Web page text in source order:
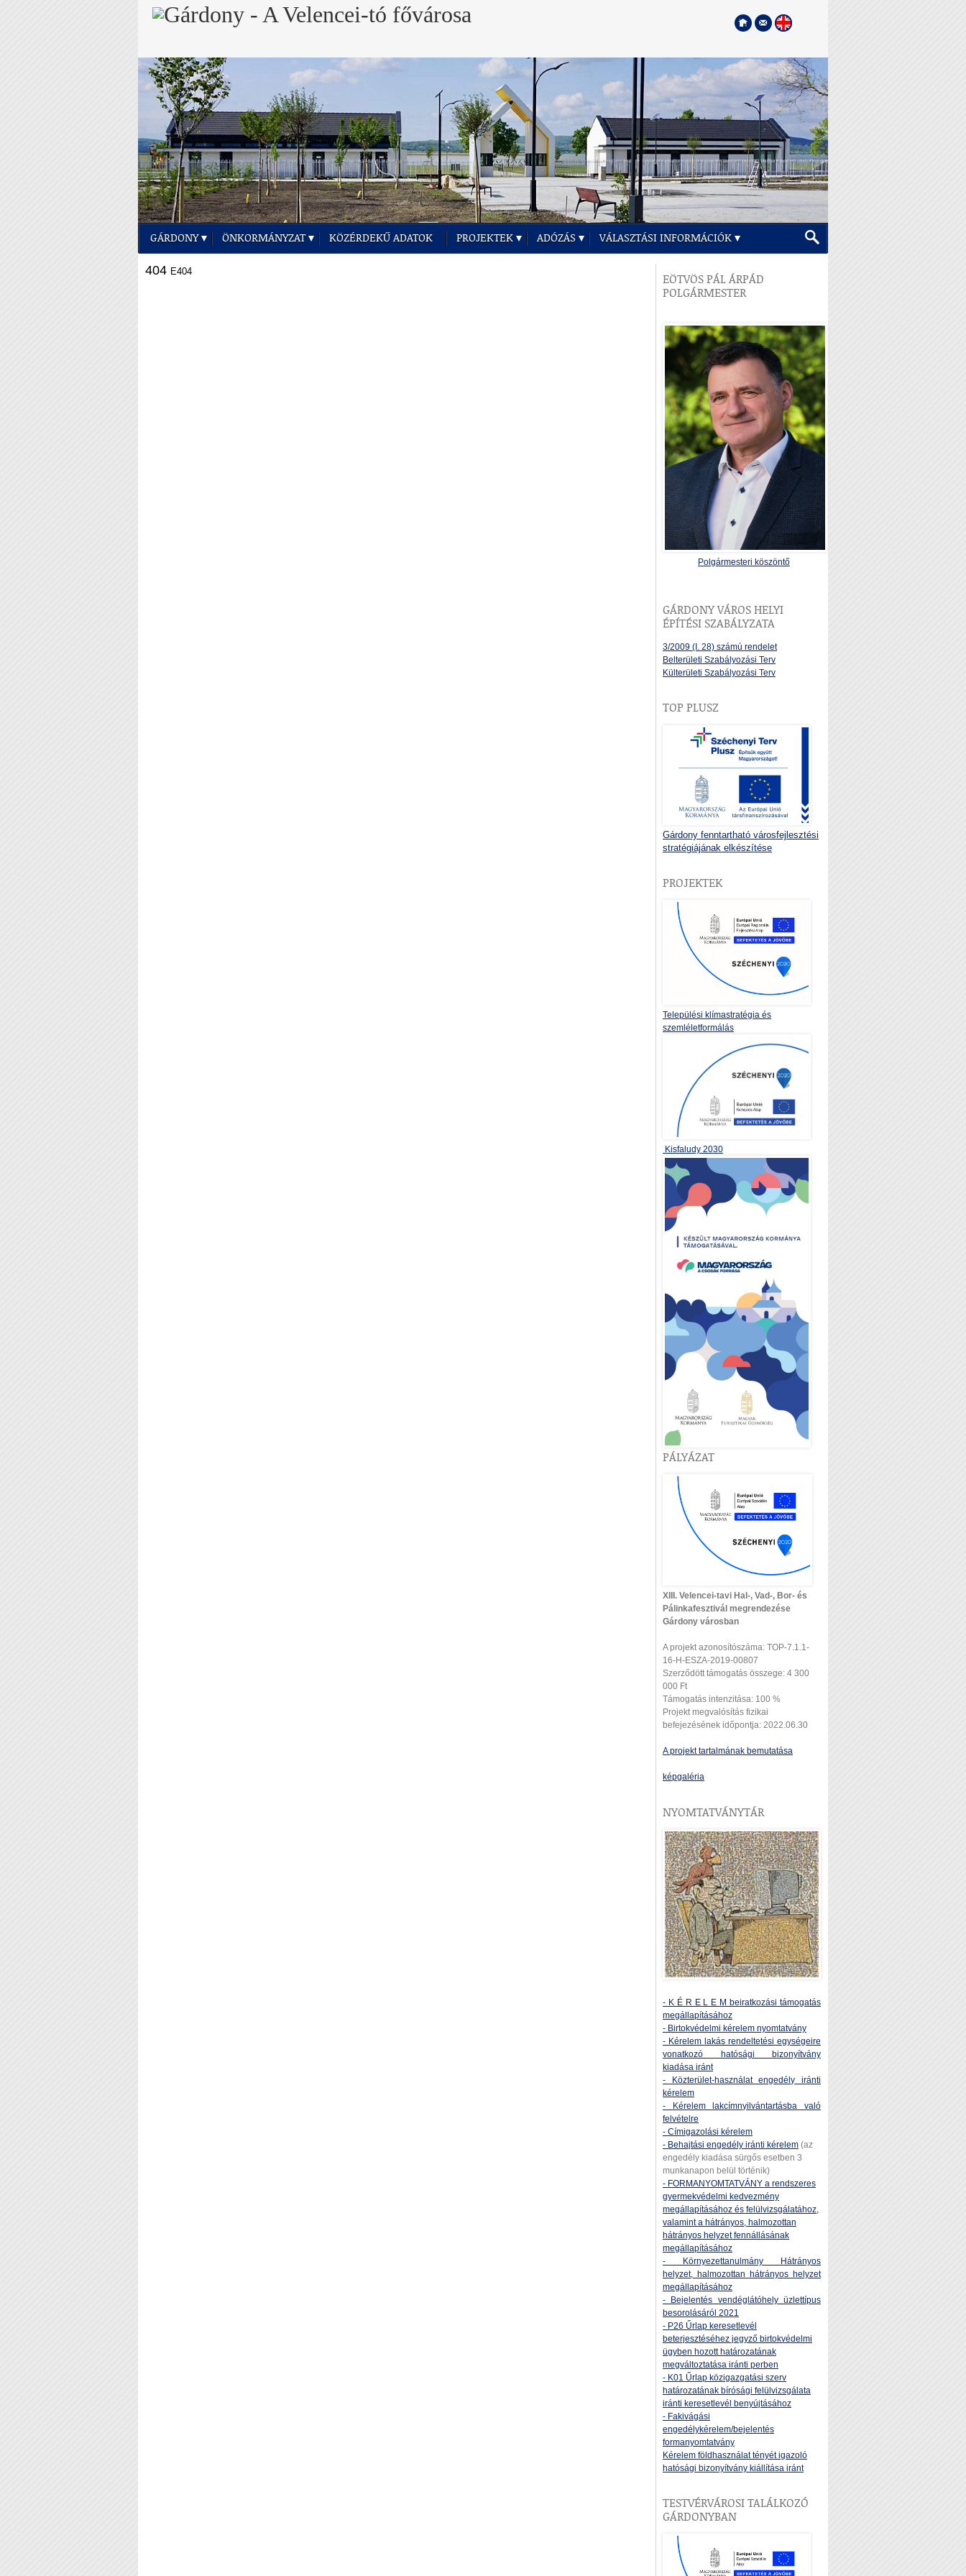
GÁRDONY ÖNKORMÁNYZAT KÖZÉRDEKŰ ADATOK PROJEKTEK ADÓZÁS VÁLASZTÁSI INFORMÁCIÓK
404 E404
EÖTVÖS PÁL ÁRPÁD
POLGÁRMESTER
Polgármesteri köszöntő
GÁRDONY VÁROS HELYI
ÉPÍTÉSI SZABÁLYZATA
3/2009 (I. 28) számú rendelet
Belterületi Szabályozási Terv
Külterületi Szabályozási Terv
TOP PLUSZ
Gárdony fenntartható városfejlesztési
stratégiájának elkészítése
PROJEKTEK
Települési klímastratégia és
szemléletformálás
Kisfaludy 2030
PÁLYÁZAT
XIII. Velencei-tavi Hal-, Vad-, Bor- és
Pálinkafesztivál megrendezése
Gárdony városban
A projekt azonosítószáma: TOP-7.1.1-
16-H-ESZA-2019-00807
Szerződött támogatás összege: 4 300
000 Ft
Támogatás intenzitása: 100 %
Projekt megvalósítás fizikai
befejezésének időpontja: 2022.06.30
A projekt tartalmának bemutatása
képgaléria
NYOMTATVÁNYTÁR
- K É R E L E M beiratkozási támogatás
megállapításához
- Birtokvédelmi kérelem nyomtatvány
- Kérelem lakás rendeltetési egységeire
vonatkozó hatósági bizonyítvány
kiadása iránt
- Közterület-használat engedély iránti
kérelem
- Kérelem lakcímnyilvántartásba való
felvételre
- Címigazolási kérelem
- Behajtási engedély iránti kérelem (az
engedély kiadása sürgős esetben 3
munkanapon belül történik)
- FORMANYOMTATVÁNY a rendszeres
gyermekvédelmi kedvezmény
megállapításához és felülvizsgálatához,
valamint a hátrányos, halmozottan
hátrányos helyzet fennállásának
megállapításához
- Környezettanulmány Hátrányos
helyzet, halmozottan hátrányos helyzet
megállapításához
- Bejelentés vendéglátóhely üzlettípus
besorolásáról 2021
- P26 Űrlap keresetlevél
beterjesztéséhez jegyző birtokvédelmi
ügyben hozott határozatának
megváltoztatása iránti perben
- K01 Űrlap közigazgatási szerv
határozatának bírósági felülvizsgálata
iránti keresetlevél benyújtásához
- Fakivágási
engedélykérelem/bejelentés
formanyomtatvány
Kérelem földhasználat tényét igazoló
hatósági bizonyítvány kiállítása iránt
TESTVÉRVÁROSI TALÁLKOZÓ
GÁRDONYBAN